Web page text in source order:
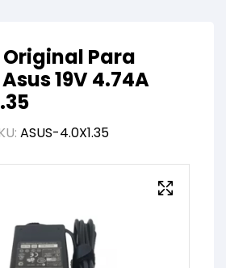
Para
19V 4.74A
ASUS-4.0X1.35